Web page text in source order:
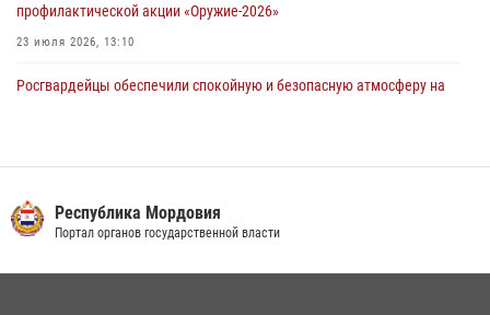
профилактической акции «Оружие‑2026»
23 июля 2026, 13:10
Росгвардейцы обеспечили спокойную и безопасную атмосферу на
обеспечили безопасность на футбольных мероприятиях: от
регионального турнира до Суперкубка России
Республика Мордовия
Портал органов государственной власти